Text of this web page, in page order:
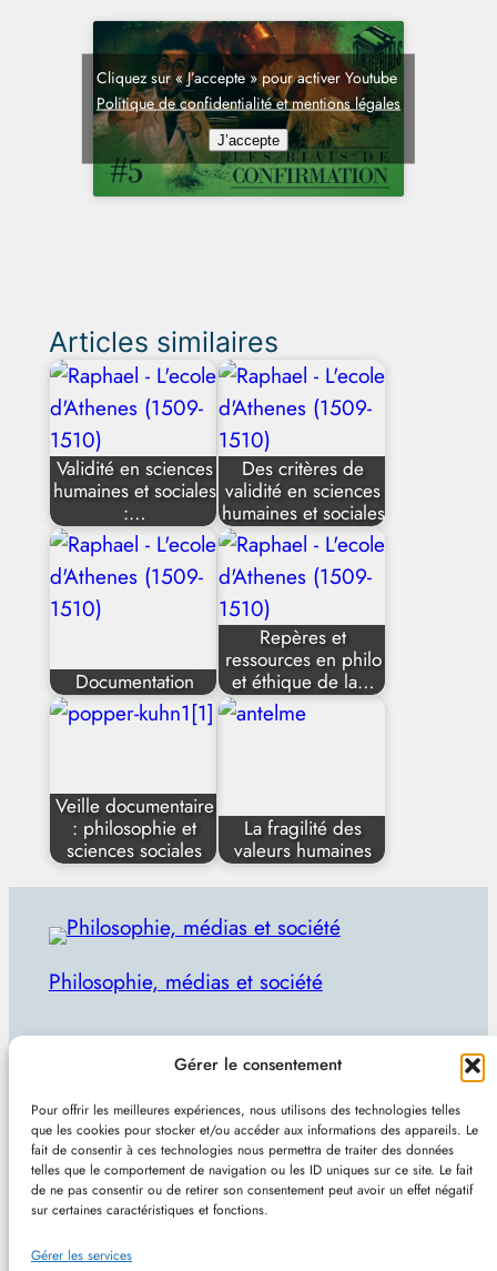
Gérer le consentement
Pour offrir les meilleures expériences, nous utilisons des technologies telles
que les cookies pour stocker et/ou accéder aux informations des appareils. Le
fait de consentir à ces technologies nous permettra de traiter des données
telles que le comportement de navigation ou les ID uniques sur ce site. Le fait
de ne pas consentir ou de retirer son consentement peut avoir un effet négatif
sur certaines caractéristiques et fonctions.
Gérer les services
Cliquez sur « J’accepte » pour activer Youtube
Politique de confidentialité et mentions légales
J’accepte
Articles similaires
Validité en sciences
humaines et sociales
:…
Des critères de
validité en sciences
humaines et sociales
Documentation
Repères et
ressources en philo
et éthique de la…
Veille documentaire
: philosophie et
sciences sociales
La fragilité des
valeurs humaines
Philosophie, médias et société
e
c
h
e
r
Plan du site–Mentions et confidentialité–Sans
pub et indépendant